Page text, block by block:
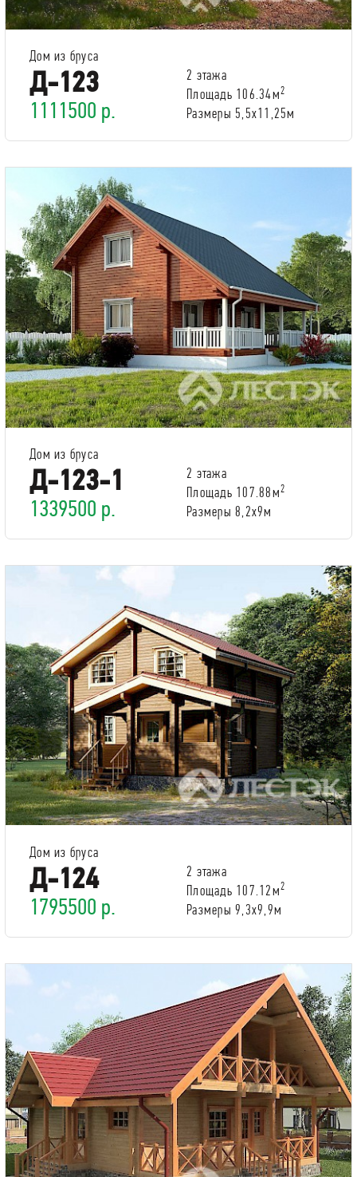
Дом из бруса
Д-123
1111500 р.
2 этажа
Площадь 106.34м2
Размеры 5,5х11,25м
Дом из бруса
Д-123-1
1339500 р.
2 этажа
Площадь 107.88м2
Размеры 8,2x9м
Дом из бруса
Д-124
1795500 р.
2 этажа
Площадь 107.12м2
Размеры 9,3x9,9м